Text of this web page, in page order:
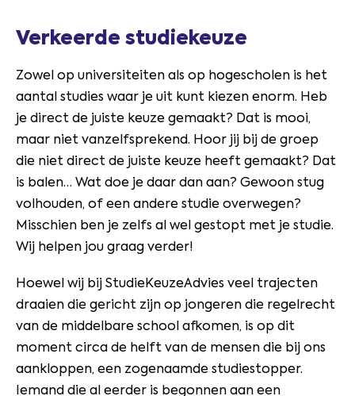
Verkeerde studiekeuze
Zowel op universiteiten als op hogescholen is het
aantal studies waar je uit kunt kiezen enorm. Heb
je direct de juiste keuze gemaakt? Dat is mooi,
maar niet vanzelfsprekend. Hoor jij bij de groep
die niet direct de juiste keuze heeft gemaakt? Dat
is balen… Wat doe je daar dan aan? Gewoon stug
volhouden, of een andere studie overwegen?
Misschien ben je zelfs al wel gestopt met je studie.
Wij helpen jou graag verder!
Hoewel wij bij StudieKeuzeAdvies veel trajecten
draaien die gericht zijn op jongeren die regelrecht
van de middelbare school afkomen, is op dit
moment circa de helft van de mensen die bij ons
aankloppen, een zogenaamde studiestopper.
Iemand die al eerder is begonnen aan een